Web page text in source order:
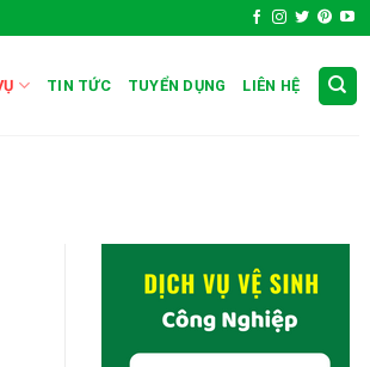
TIN TỨC TUYỂN DỤNG LIÊN HỆ